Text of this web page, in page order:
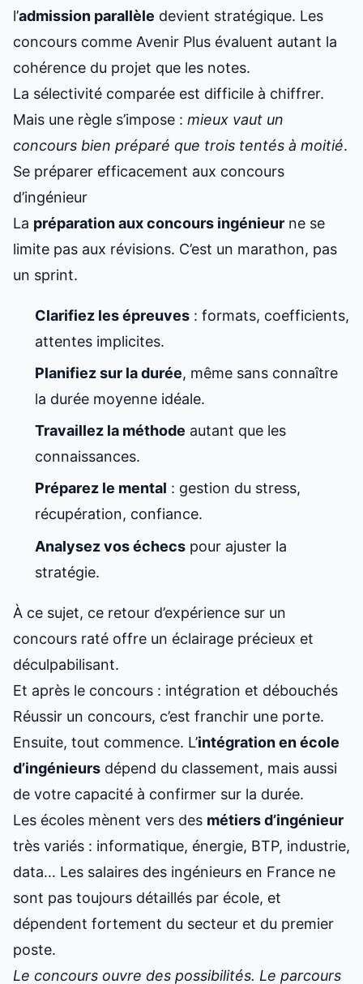
l’admission parallèle devient stratégique. Les
concours comme Avenir Plus évaluent autant la
cohérence du projet que les notes.
La sélectivité comparée est difficile à chiffrer.
Mais une règle s’impose : mieux vaut un
concours bien préparé que trois tentés à moitié.
Se préparer efficacement aux concours
d’ingénieur
La préparation aux concours ingénieur ne se
limite pas aux révisions. C’est un marathon, pas
un sprint.
Clarifiez les épreuves : formats, coefficients,
attentes implicites.
Planifiez sur la durée, même sans connaître
la durée moyenne idéale.
Travaillez la méthode autant que les
connaissances.
Préparez le mental : gestion du stress,
récupération, confiance.
Analysez vos échecs pour ajuster la
stratégie.
À ce sujet, ce retour d’expérience sur un
concours raté offre un éclairage précieux et
déculpabilisant.
Et après le concours : intégration et débouchés
Réussir un concours, c’est franchir une porte.
Ensuite, tout commence. L’intégration en école
d’ingénieurs dépend du classement, mais aussi
de votre capacité à confirmer sur la durée.
Les écoles mènent vers des métiers d’ingénieur
très variés : informatique, énergie, BTP, industrie,
data… Les salaires des ingénieurs en France ne
sont pas toujours détaillés par école, et
dépendent fortement du secteur et du premier
poste.
Le concours ouvre des possibilités. Le parcours